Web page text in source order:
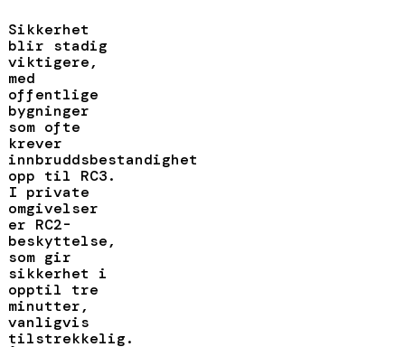
Sikkerhet
blir stadig
viktigere,
med
offentlige
bygninger
som ofte
krever
innbruddsbestandighet
opp til RC3.
I private
omgivelser
er RC2-
beskyttelse,
som gir
sikkerhet i
opptil tre
minutter,
vanligvis
tilstrekkelig.